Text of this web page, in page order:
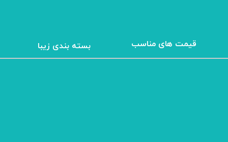
​قیمت های مناسب بسته بندی زیبا